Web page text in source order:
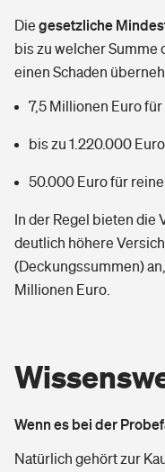
Die gesetzliche
bis zu welcher Summe
einen Schaden
7,5 Millionen Euro
bis zu 1.220.000
50.000 Euro für
In der Regel bieten
deutlich höhere
(Deckungssummen)
Millionen Euro.
Wenn es bei der
Natürlich gehört zur